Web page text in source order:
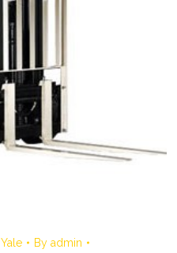
Yale By admin